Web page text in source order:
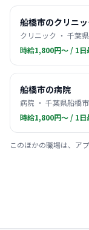
船橋市のクリニ
クリニック ・ 千葉
時給1,800円〜 / 1
船橋市の病院
病院 ・ 千葉県船橋
時給1,800円〜 / 1
このほかの職場は、ア